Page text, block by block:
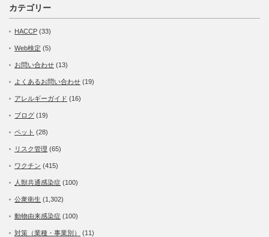
カテゴリー
HACCP (33)
Web検定 (5)
お問い合わせ (13)
よくあるお問い合わせ (19)
アレルギーガイド (16)
ブログ (19)
ペット (28)
リスク管理 (65)
ワクチン (415)
人獣共通感染症 (100)
公衆衛生 (1,302)
動物由来感染症 (100)
対策（業種・事業別） (11)